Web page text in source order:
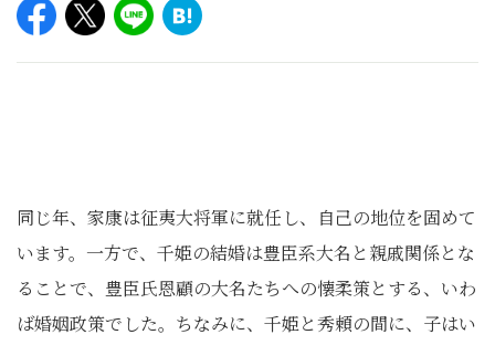
同じ年、家康は征夷大将軍に就任し、自己の地位を固めて
います。一方で、千姫の結婚は豊臣系大名と親戚関係とな
ることで、豊臣氏恩顧の大名たちへの懐柔策とする、いわ
ば婚姻政策でした。ちなみに、千姫と秀頼の間に、子はい